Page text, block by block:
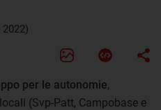
per le autonomie,
(Svp-Patt, Campobase e